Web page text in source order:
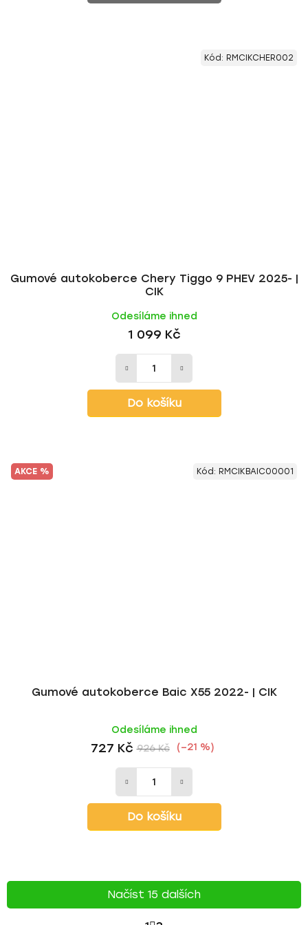
Gumové autokoberce Chery Tiggo 9 PHEV 2025- |
CIK
Odesíláme ihned
1 099 Kč
Do košíku
Kód: RMCIKCHER002
AKCE %
Gumové autokoberce Baic X55 2022- | CIK
Odesíláme ihned
727 Kč 926 Kč (–21 %)
Do košíku
Kód: RMCIKBAIC00001
Načíst 15 dalších
S